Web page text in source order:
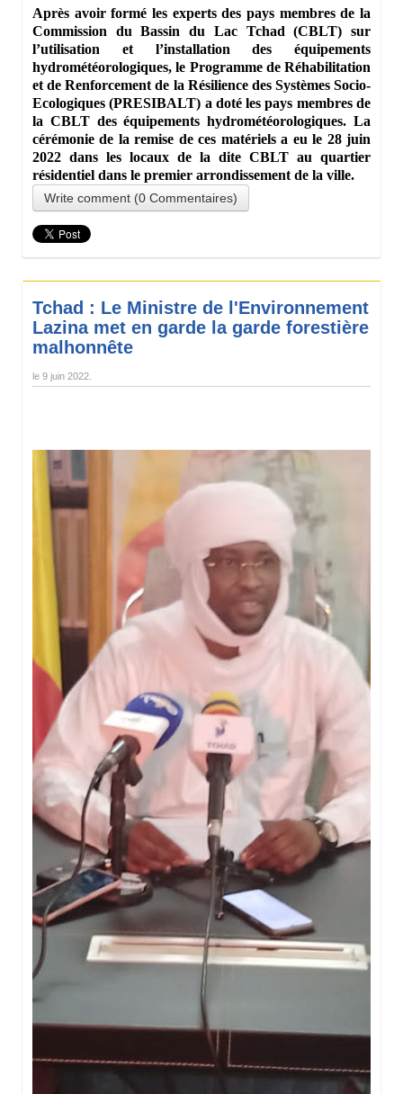
Après avoir formé les experts des pays membres de la
Commission du Bassin du Lac Tchad (CBLT) sur
l’utilisation et l’installation des équipements
hydrométéorologiques, le Programme de Réhabilitation
et de Renforcement de la Résilience des Systèmes Socio-
Ecologiques (PRESIBALT) a doté les pays membres de
la CBLT des équipements hydrométéorologiques. La
cérémonie de la remise de ces matériels a eu le 28 juin
2022 dans les locaux de la dite CBLT au quartier
résidentiel dans le premier arrondissement de la ville.
Write comment (0 Commentaires)
Tchad : Le Ministre de l'Environnement
Lazina met en garde la garde forestière
malhonnête
le 9 juin 2022